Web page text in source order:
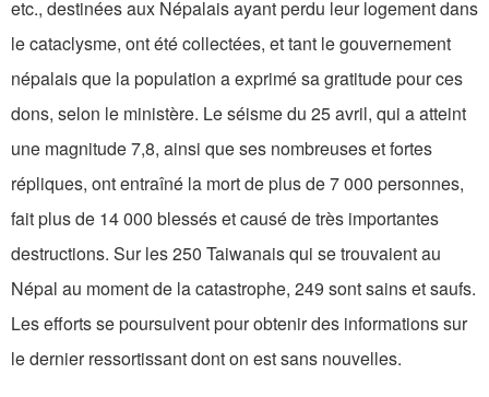
etc., destinées aux Népalais ayant perdu leur logement dans
le cataclysme, ont été collectées, et tant le gouvernement
népalais que la population a exprimé sa gratitude pour ces
dons, selon le ministère. Le séisme du 25 avril, qui a atteint
une magnitude 7,8, ainsi que ses nombreuses et fortes
répliques, ont entraîné la mort de plus de 7 000 personnes,
fait plus de 14 000 blessés et causé de très importantes
destructions. Sur les 250 Taiwanais qui se trouvaient au
Népal au moment de la catastrophe, 249 sont sains et saufs.
Les efforts se poursuivent pour obtenir des informations sur
le dernier ressortissant dont on est sans nouvelles.